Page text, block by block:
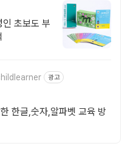
초보도 부
광고
한글,숫자,알파벳 교육 방